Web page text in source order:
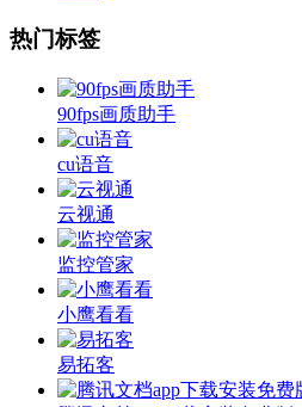
热门标签
90fps画质助手
cu语音
云视通
监控管家
小鹰看看
易拓客